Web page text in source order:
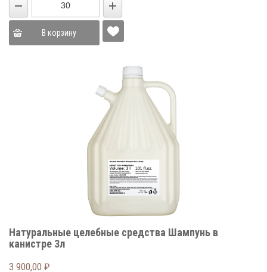
В корзину
Натуральные целебные средства Шампунь в
канистре 3л
3 900,00 ₽